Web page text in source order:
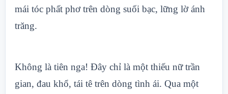
mái tóc phất phơ trên dòng suối bạc, lững lờ ánh
trăng.
Không là tiên nga! Đây chỉ là một thiếu nữ trần
gian, đau khổ, tái tê trên dòng tình ái. Qua một